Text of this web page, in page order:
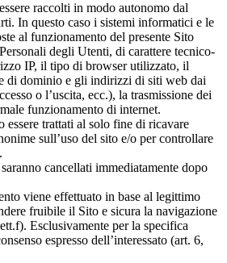
raccolti in modo autonomo dal
In questo caso i sistemi informatici e le
al funzionamento del presente Sito
degli Utenti, di carattere tecnico-
IP, il tipo di browser utilizzato, il
di dominio e gli indirizzi di siti web dai
o l’uscita, ecc.), la trasmissione dei
funzionamento di internet.
essere trattati al solo fine di ricavare
sull’uso del sito e/o per controllare
cancellati immediatamente dopo
viene effettuato in base al legittimo
fruibile il Sito e sicura la navigazione
Esclusivamente per la specifica
espresso dell’interessato (art. 6,